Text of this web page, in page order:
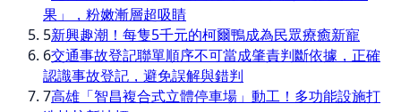
果」，粉嫩漸層超吸睛
5新興趣潮！每隻5千元的柯爾鴨成為民眾療癒新寵
6交通事故登記聯單順序不可當成肇責判斷依據，正確
認識事故登記，避免誤解與錯判
7高雄「智昌複合式立體停車場」動工！多功能設施打